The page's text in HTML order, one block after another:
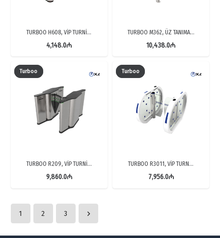
TURBOO H608, VİP TURNİ…
4,148.0₼
TURBOO M362, ÜZ TANIMA…
10,438.0₼
Turboo
TURBOO R209, VİP TURNİ…
9,860.0₼
Turboo
TURBOO R3011, VİP TURN…
7,956.0₼
1 2 3